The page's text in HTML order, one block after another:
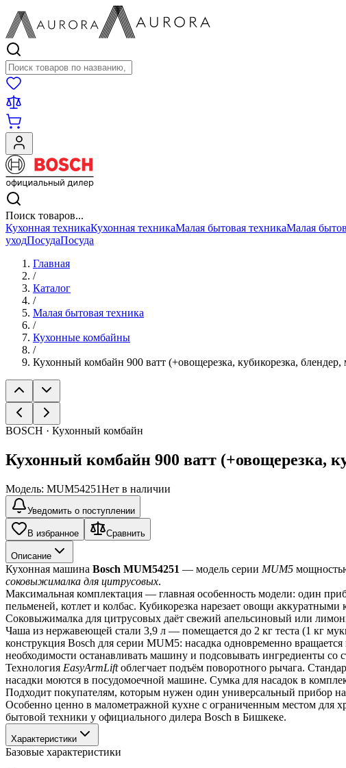
Поиск товаров
Поиск товаров...
Кухонная техникаКухонная техникаМалая бытовая техникаМалая
уходПосудаПосуда
Главная
/
Каталог
/
Малая бытовая техника
/
Кухонные комбайны
/
Кухонный комбайн 900 ватт (+овощерезка, кубикорезка,
BOSCH · Кухонный комбайн
Кухонный комбайн 900 ватт (+овощерезка,
Модель: MUM54251Нет в наличии
Уведомить о поступлении
В избранное Сравнить
Описание
Кухонная машина Bosch MUM54251 — модель серии MUM5
соковыжималка для цитрусовых.
Максимальная комплектация — главная особенность модели: один
пельменей, котлет и колбас. Кубикорезка нарезает овощи
Соковыжималка для цитрусовых даёт свежий апельсиновый или
Чаша из нержавеющей стали 3,9 л — помещается до 2 кг теста (1 кг
конструкция Bosch для серии MUM5: насадка одновременно
необходимости останавливать машину и подсовывать ингредиенты со
Технология EasyArmLift облегчает подъём поворотного рычага.
насадки моются в посудомоечной машине. Сумка для насадок в
Подходит покупателям, которым нужен один универсальный прибор
Особенно ценно в малометражной кухне с ограниченным местом для
бытовой техники у официального дилера Bosch в Бишкеке.
Характеристики
Базовые характеристики